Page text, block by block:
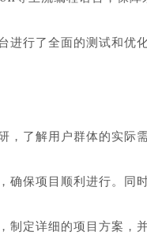
行了全面的测试和优
，了解用户群体的实际
保项目顺利进行。同
定详细的项目方案，